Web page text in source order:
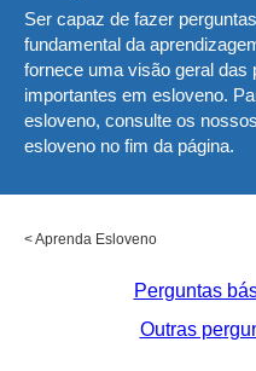
Ser capaz de fazer
fundamental da
fornece uma visão geral das
importantes em esloveno.
esloveno, consulte os
esloveno no fim da página.
<Aprenda Esloveno
Perguntas
Outras